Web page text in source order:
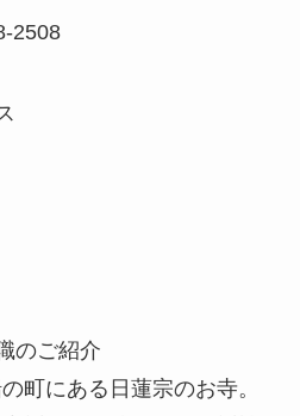
2508
のご紹介
町にある日蓮宗のお寺。